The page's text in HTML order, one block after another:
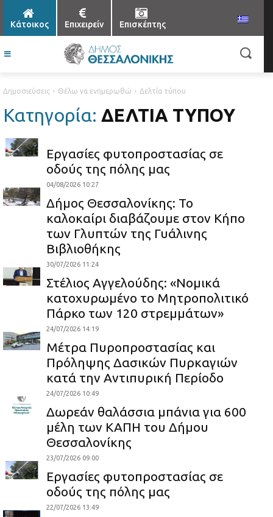
Κάτοικος Επιχειρείν Επισκέπτης
Δημοσιεύσεις Θέλω να ενημερωθώ Δελτία τύπου
Κατηγορία: ΔΕΛΤΊΑ ΤΎΠΟΥ
Εργασίες φυτοπροστασίας σε
οδούς της πόλης μας
04/08/2026 10:27
Δήμος Θεσσαλονίκης: Το
καλοκαίρι διαβάζουμε στον Κήπο
των Γλυπτών της Γυάλινης
Βιβλιοθήκης
30/07/2026 11:24
Στέλιος Αγγελούδης: «Νομικά
κατοχυρωμένο το Μητροπολιτικό
Πάρκο των 120 στρεμμάτων»
24/07/2026 14:19
Μέτρα Πυροπροστασίας και
Πρόληψης Δασικών Πυρκαγιών
κατά την Αντιπυρική Περίοδο
24/07/2026 10:49
Δωρεάν θαλάσσια μπάνια για 600
μέλη των ΚΑΠΗ του Δήμου
Θεσσαλονίκης
23/07/2026 09:00
Εργασίες φυτοπροστασίας σε
οδούς της πόλης μας
22/07/2026 13:49